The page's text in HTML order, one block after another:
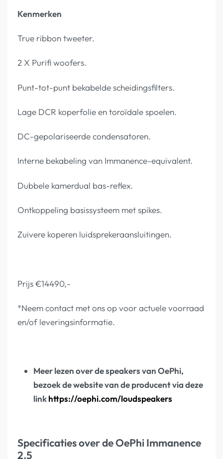
Kenmerken
True ribbon tweeter.
2 X Purifi woofers.
Punt-tot-punt bekabelde scheidingsfilters.
Lage DCR koperfolie en toroïdale spoelen.
DC-gepolariseerde condensatoren.
Interne bekabeling van Immanence-equivalent.
Dubbele kamerdual bas-reflex.
Ontkoppeling basissysteem met spikes.
Zuivere koperen luidsprekeraansluitingen.
Prijs €14490,-
*Neem contact met ons op voor actuele voorraad
en/of leveringsinformatie.
Meer lezen over de speakers van OePhi,
bezoek de website van de producent via deze
linkhttps://oephi.com/loudspeakers
Specificaties over de OePhi Immanence
2.5